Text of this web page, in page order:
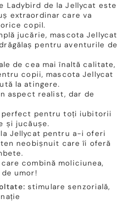
Ladybird de la Jellycat este
extraordinar care va
copil.
jucărie, mascota Jellycat
pentru aventurile de
de cea mai înaltă calitate,
copii, mascota Jellycat
la atingere.
aspect realist, dar de
perfect pentru toți iubitorii
și jucăușe.
Jellycat pentru a-i oferi
neobișnuit care îi oferă
combină moliciunea,
umor!
stimulare senzorială,